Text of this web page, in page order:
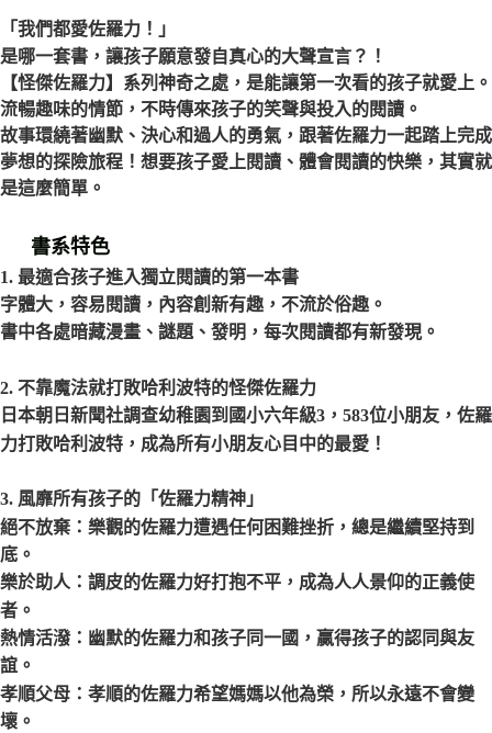
「我們都愛佐羅力！」
是哪一套書，讓孩子願意發自真心的大聲宣言？！
【怪傑佐羅力】系列神奇之處，是能讓第一次看的孩子就愛上。
流暢趣味的情節，不時傳來孩子的笑聲與投入的閱讀。
故事環繞著幽默、決心和過人的勇氣，跟著佐羅力一起踏上完成
夢想的探險旅程！想要孩子愛上閱讀、體會閱讀的快樂，其實就
是這麼簡單。
書系特色
1. 最適合孩子進入獨立閱讀的第一本書
字體大，容易閱讀，內容創新有趣，不流於俗趣。
書中各處暗藏漫畫、謎題、發明，每次閱讀都有新發現。
2. 不靠魔法就打敗哈利波特的怪傑佐羅力
日本朝日新聞社調查幼稚園到國小六年級3，583位小朋友，佐羅
力打敗哈利波特，成為所有小朋友心目中的最愛！
3. 風靡所有孩子的「佐羅力精神」
絕不放棄：樂觀的佐羅力遭遇任何困難挫折，總是繼續堅持到
底。
樂於助人：調皮的佐羅力好打抱不平，成為人人景仰的正義使
者。
熱情活潑：幽默的佐羅力和孩子同一國，贏得孩子的認同與友
誼。
孝順父母：孝順的佐羅力希望媽媽以他為榮，所以永遠不會變
壞。